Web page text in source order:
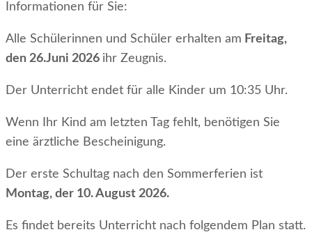
Informationen für Sie:
Alle Schülerinnen und Schüler erhalten am Freitag,
den 26.Juni 2026 ihr Zeugnis.
Der Unterricht endet für alle Kinder um 10:35 Uhr.
Wenn Ihr Kind am letzten Tag fehlt, benötigen Sie
eine ärztliche Bescheinigung.
Der erste Schultag nach den Sommerferien ist
Montag, der 10. August 2026.
Es findet bereits Unterricht nach folgendem Plan statt.